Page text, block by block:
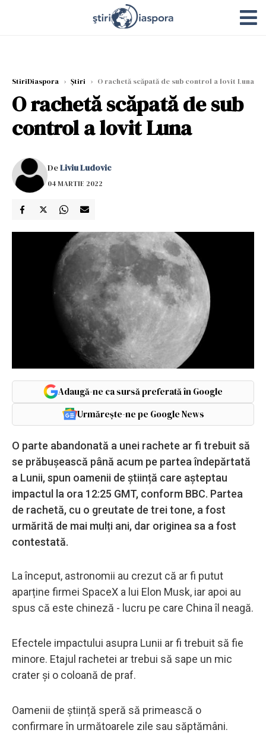
StiriDiaspora › Știri › O rachetă scăpată de sub control a lovit Luna
O rachetă scăpată de sub
control a lovit Luna
DeLiviu Ludovic
04 MARTIE 2022
Adaugă-ne ca sursă preferată în Google
Urmărește-ne pe Google News
O parte abandonată a unei rachete ar fi trebuit să
se prăbușească până acum pe partea îndepărtată
a Lunii, spun oamenii de știință care așteptau
impactul la ora 12:25 GMT, conform BBC. Partea
de rachetă, cu o greutate de trei tone, a fost
urmărită de mai mulți ani, dar originea sa a fost
contestată.
La început, astronomii au crezut că ar fi putut
aparține firmei SpaceX a lui Elon Musk, iar apoi au
spus că este chineză - lucru pe care China îl neagă.
Efectele impactului asupra Lunii ar fi trebuit să fie
minore. Etajul rachetei ar trebui să sape un mic
crater și o coloană de praf.
Oamenii de știință speră să primească o
confirmare în următoarele zile sau săptămâni.